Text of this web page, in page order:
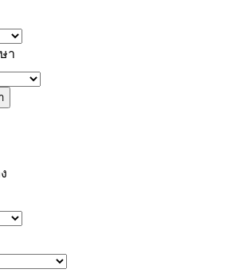
า